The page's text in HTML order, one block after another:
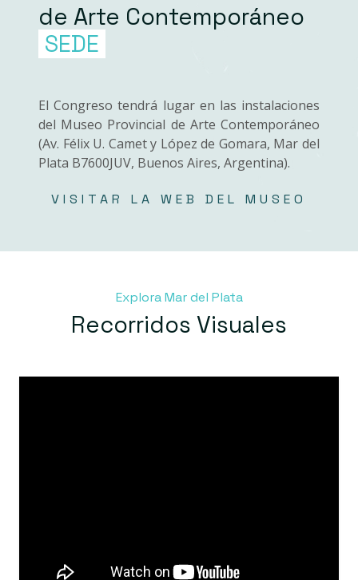
de Arte Contemporáneo
SEDE
El Congreso tendrá lugar en las instalaciones
del Museo Provincial de Arte Contemporáneo
(Av. Félix U. Camet y López de Gomara, Mar del
Plata B7600JUV, Buenos Aires, Argentina).
VISITAR LA WEB DEL MUSEO
Explora Mar del Plata
Recorridos Visuales